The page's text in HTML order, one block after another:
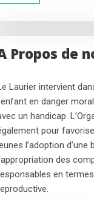
Propos de
Laurier intervient
en danger
un handicap.
pour
l’adoption
des
en